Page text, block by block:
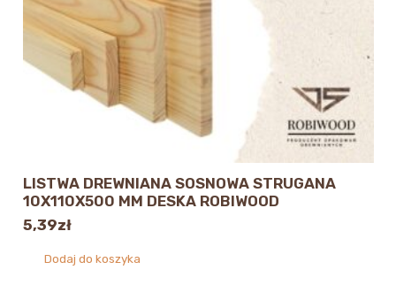
LISTWA DREWNIANA SOSNOWA STRUGANA
10X110X500 MM DESKA ROBIWOOD
5,39zł
Dodaj do koszyka